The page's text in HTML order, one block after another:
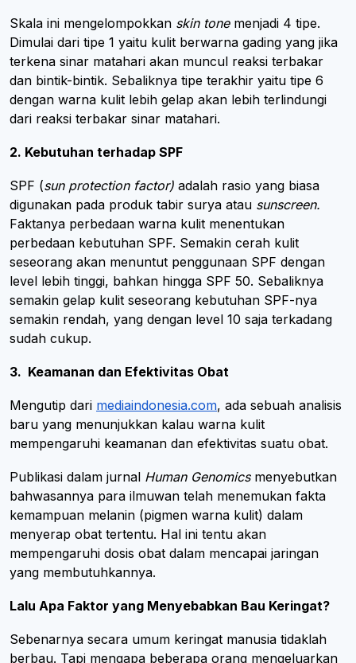
Skala ini mengelompokkan skin tone menjadi 4 tipe.
Dimulai dari tipe 1 yaitu kulit berwarna gading yang jika
terkena sinar matahari akan muncul reaksi terbakar
dan bintik-bintik. Sebaliknya tipe terakhir yaitu tipe 6
dengan warna kulit lebih gelap akan lebih terlindungi
dari reaksi terbakar sinar matahari.
2. Kebutuhan terhadap SPF
SPF (sun protection factor) adalah rasio yang biasa
digunakan pada produk tabir surya atau sunscreen.
Faktanya perbedaan warna kulit menentukan
perbedaan kebutuhan SPF. Semakin cerah kulit
seseorang akan menuntut penggunaan SPF dengan
level lebih tinggi, bahkan hingga SPF 50. Sebaliknya
semakin gelap kulit seseorang kebutuhan SPF-nya
semakin rendah, yang dengan level 10 saja terkadang
sudah cukup.
3. Keamanan dan Efektivitas Obat
Mengutip dari mediaindonesia.com, ada sebuah analisis
baru yang menunjukkan kalau warna kulit
mempengaruhi keamanan dan efektivitas suatu obat.
Publikasi dalam jurnal Human Genomics menyebutkan
bahwasannya para ilmuwan telah menemukan fakta
kemampuan melanin (pigmen warna kulit) dalam
menyerap obat tertentu. Hal ini tentu akan
mempengaruhi dosis obat dalam mencapai jaringan
yang membutuhkannya.
Lalu Apa Faktor yang Menyebabkan Bau Keringat?
Sebenarnya secara umum keringat manusia tidaklah
berbau. Tapi mengapa beberapa orang mengeluarkan